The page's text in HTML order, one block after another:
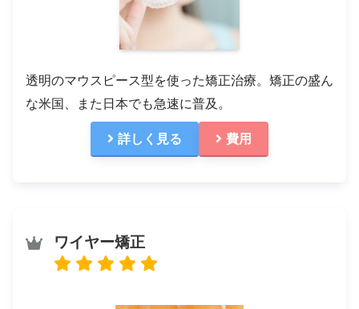
透明のマウスピース型を使った矯正治療。矯正の盛ん
な米国、また日本でも急速に普及。
詳しく見る 費用
ワイヤー矯正